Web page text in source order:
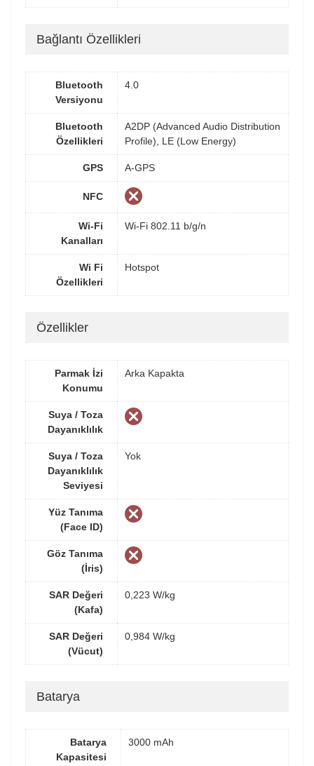
Bağlantı Özellikleri
Bluetooth
Versiyonu
4.0
Bluetooth
Özellikleri
A2DP (Advanced Audio Distribution
Profile), LE (Low Energy)
GPS A-GPS
NFC
Wi-Fi
Kanalları
Wi-Fi 802.11 b/g/n
Wi Fi
Özellikleri
Hotspot
Özellikler
Parmak İzi
Konumu
Arka Kapakta
Suya / Toza
Dayanıklılık
Suya / Toza
Dayanıklılık
Seviyesi
Yok
Yüz Tanıma
(Face ID)
Göz Tanıma
(İris)
SAR Değeri
(Kafa)
0,223 W/kg
SAR Değeri
(Vücut)
0,984 W/kg
Batarya
Batarya
Kapasitesi
3000 mAh